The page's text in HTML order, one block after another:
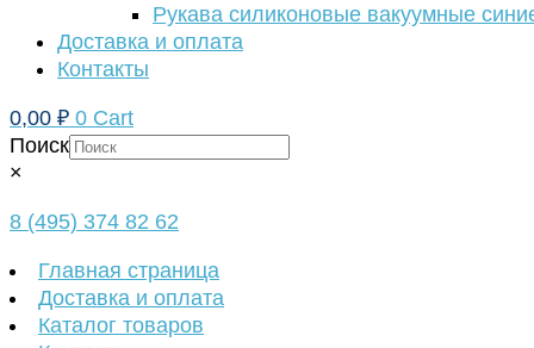
Рукава силиконовые вакуумные
Доставка и оплата
Контакты
0,00 ₽ 0 Cart
Поиск
×
8 (495) 374 82 62
Главная страница
Доставка и оплата
Каталог товаров